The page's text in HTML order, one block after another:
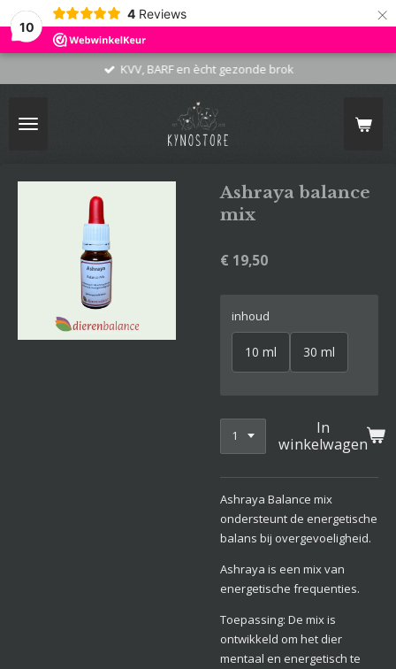
10
4 Reviews ×
KVV, BARF en ècht gezonde brok
Ashraya balance
mix
€ 19,50
inhoud
10 ml 30 ml
In
winkelwagen
Ashraya Balance mix
ondersteunt de energetische
balans bij overgevoeligheid.
Ashraya is een mix van
energetische frequenties.
Toepassing: De mix is
ontwikkeld om het dier
mentaal en energetisch te